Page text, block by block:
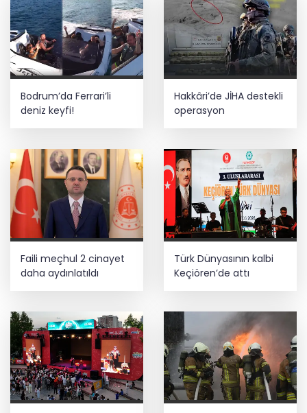
Bodrum’da Ferrari’li
deniz keyfi!
Hakkâri’de JİHA destekli
operasyon
Faili meçhul 2 cinayet
daha aydınlatıldı
Türk Dünyasının kalbi
Keçiören’de attı